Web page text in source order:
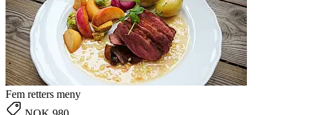
Fem retters meny